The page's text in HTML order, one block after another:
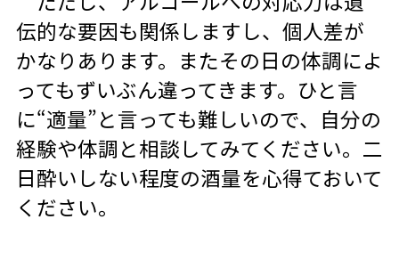
伝的な要因も関係しますし、個人差が
かなりあります。またその日の体調によ
ってもずいぶん違ってきます。ひと言
に“適量”と言っても難しいので、自分の
経験や体調と相談してみてください。二
日酔いしない程度の酒量を心得ておいて
ください。